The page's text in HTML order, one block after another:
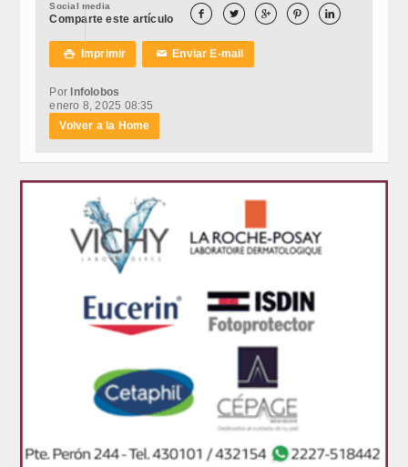
Social media
Comparte este artículo     
 Imprimir ✉Enviar E-mail
Por Infolobos
enero 8, 2025 08:35
Volver a la Home